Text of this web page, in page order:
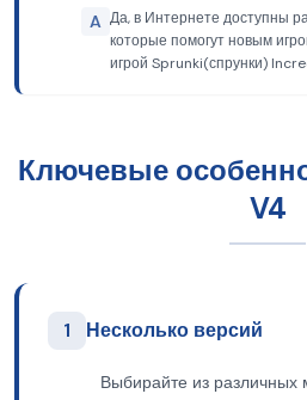
A Да, в Интернете доступны
которые помогут новым
игрой Sprunki(спрунки)
Ключевые
V4
1 Несколько версий
Выбирайте из различных